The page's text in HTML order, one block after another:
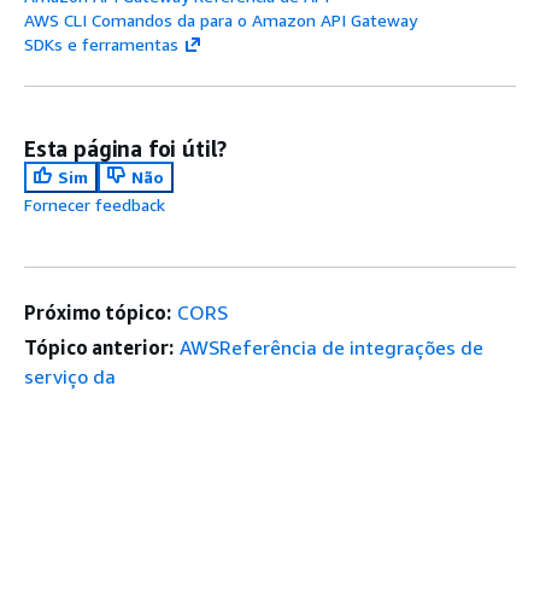
AWS CLI Comandos da para o Amazon API Gateway
SDKs e ferramentas
Esta página foi útil?
Sim
Não
Fornecer feedback
Próximo tópico: CORS
Tópico anterior: AWSReferência de integrações de
serviço da